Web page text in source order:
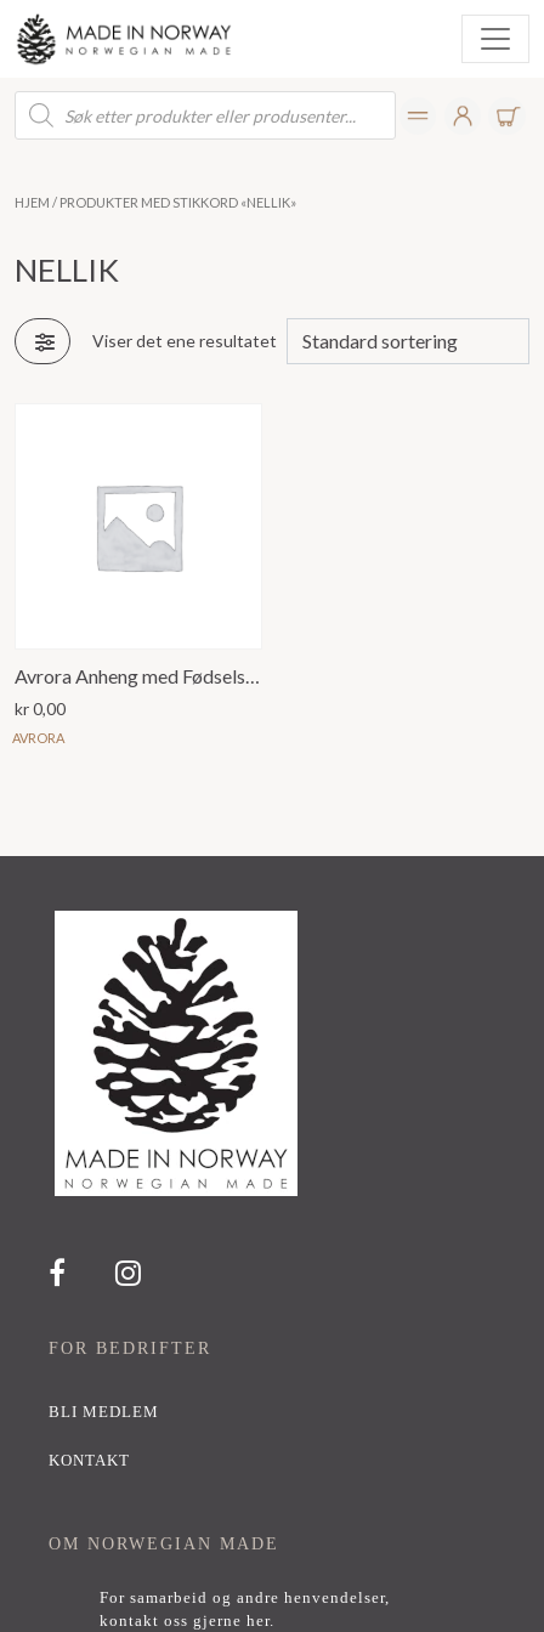
Products
search
HJEM / PRODUKTER MED STIKKORD «NELLIK»
NELLIK
Viser det ene resultatet
kr0,00
AVRORA
FOR BEDRIFTER
BLI MEDLEM
KONTAKT
OM NORWEGIAN MADE
For samarbeid og andre henvendelser,
kontakt oss gjerne her.